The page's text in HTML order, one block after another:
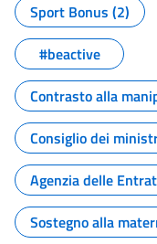
Sport Bonus (2)
#beactive
Contrasto alla
Consiglio dei
Agenzia delle
Sostegno alla